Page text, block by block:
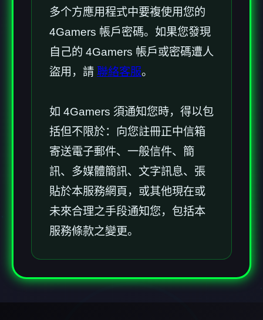
多个方應用程式中要複使用您的
4Gamers 帳戶密碼。如果您發現
自己的 4Gamers 帳戶或密碼遭人
盜用，請 聯絡客服。
如 4Gamers 須通知您時，得以包
括但不限於：向您註冊正中信箱
寄送電子郵件、一般信件、簡
訊、多媒體簡訊、文字訊息、張
貼於本服務網頁，或其他現在或
未來合理之手段通知您，包括本
服務條款之變更。